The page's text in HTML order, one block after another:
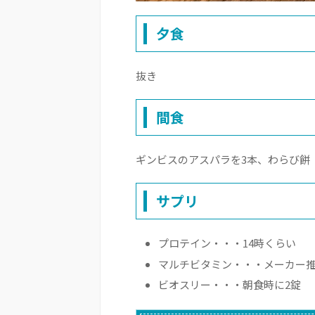
夕食
抜き
間食
ギンビスのアスパラを3本、わらび餅
サプリ
プロテイン・・・14時くらい
マルチビタミン・・・メーカー
ビオスリー・・・朝食時に2錠